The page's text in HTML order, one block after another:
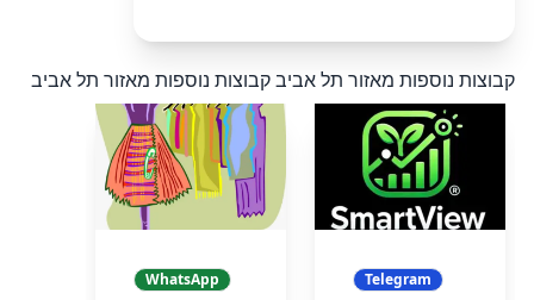
קבוצות נוספות מאזור תל אביבקבוצות נוספות מאזור תל אביב
Telegram
WhatsApp